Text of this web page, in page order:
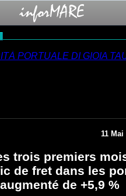
11 Mai
trois premiers
de fret dans les
de +5,9 %